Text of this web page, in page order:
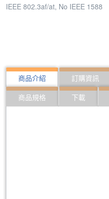
IEEE 802.3af/at, No IEEE 1588
商品介紹 訂購資訊
商品規格
下載